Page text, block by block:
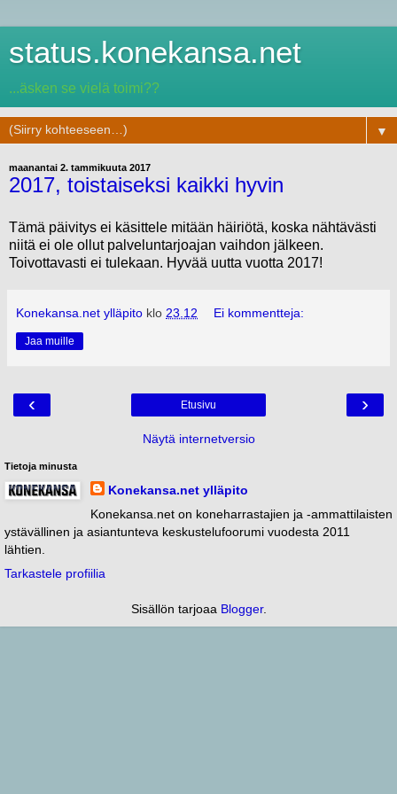
status.konekansa.net
...äsken se vielä toimi??
▼
maanantai 2. tammikuuta 2017
2017, toistaiseksi kaikki hyvin
Tämä päivitys ei käsittele mitään häiriötä, koska nähtävästi
niitä ei ole ollut palveluntarjoajan vaihdon jälkeen.
Toivottavasti ei tulekaan. Hyvää uutta vuotta 2017!
Konekansa.net ylläpito klo 23.12 Ei kommentteja:
Jaa muille
‹ ›
Etusivu
Näytä internetversio
Tietoja minusta
Konekansa.net ylläpito
Konekansa.net on koneharrastajien ja -ammattilaisten
ystävällinen ja asiantunteva keskustelufoorumi vuodesta 2011
lähtien.
Tarkastele profiilia
Sisällön tarjoaa Blogger.